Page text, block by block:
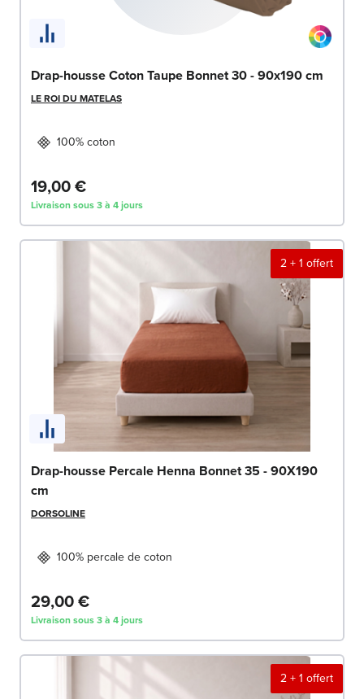
Drap-housse Coton Taupe Bonnet 30 - 90x190 cm
LE ROI DU MATELAS
100% coton
19,00 €
Livraison sous 3 à 4 jours
2 + 1 offert
Drap-housse Percale Henna Bonnet 35 - 90X190
cm
DORSOLINE
100% percale de coton
29,00 €
Livraison sous 3 à 4 jours
2 + 1 offert